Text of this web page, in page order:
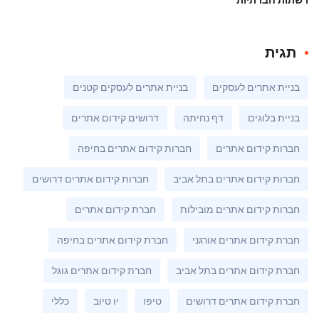
תגית
בניית אתרים לעסקים בניית אתרים לעסקים קטנים
בניית בלוגים דף נחיתה דרושים קידום אתרים
חברות קידום אתרים חברות קידום אתרים בחיפה
חברות קידום אתרים בתל אביב חברות קידום אתרים דרושים
חברות קידום אתרים מובילות חברת קידום אתרים
חברת קידום אתרים אורגני חברת קידום אתרים בחיפה
חברת קידום אתרים בתל אביב חברת קידום אתרים גוגל
חברת קידום אתרים דרושים טיפו יו טיוב כללי